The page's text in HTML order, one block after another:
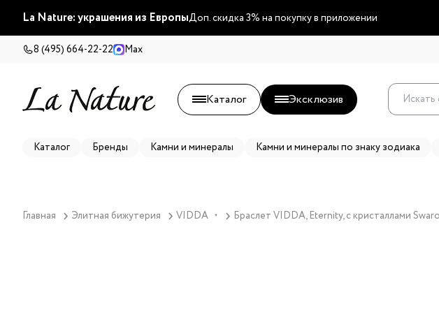
La Nature: украшения из ЕвропыДоп. скидка 3% на покупку в приложении
8 (495) 664-22-22 Max
Каталог Эксклюзив
Каталог Бренды Камни и минералы Камни и минералы по знаку зодиака
Главная Элитная бижутерия VIDDA ▼ Браслет VIDDA, Eternity, с кристаллами